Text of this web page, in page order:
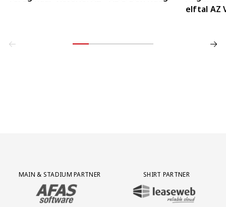
elftal AZ
Partner Logos Grid
MAIN & STADIUM PARTNER
BEZOEK ONZE MAIN & STADIUM PARTNER AFAS SOFTWARE
SHIRT PARTNER
BEZOEK ONZE SHIRT PARTNER